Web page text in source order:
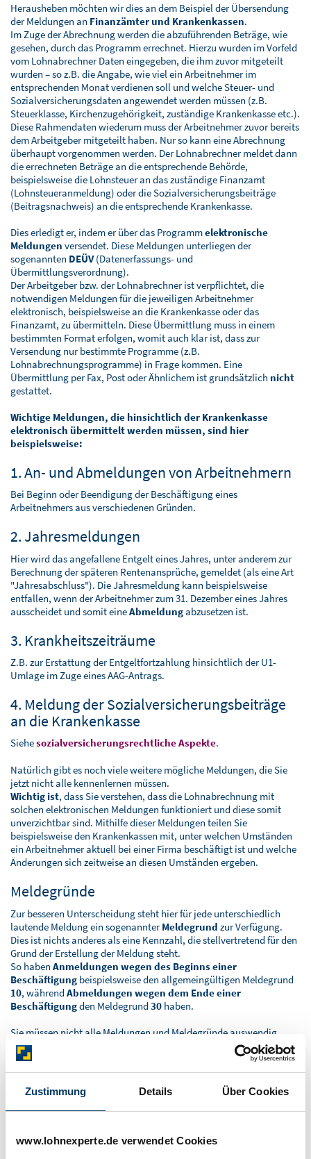
Zustimmung Details Über Cookies
www.lohnexperte.de verwendet Cookies
Herausheben möchten wir dies an dem Beispiel der Übersendung
der Meldungen an Finanzämter und Krankenkassen.
Im Zuge der Abrechnung werden die abzuführenden Beträge, wie
gesehen, durch das Programm errechnet. Hierzu wurden im Vorfeld
vom Lohnabrechner Daten eingegeben, die ihm zuvor mitgeteilt
wurden – so z.B. die Angabe, wie viel ein Arbeitnehmer im
entsprechenden Monat verdienen soll und welche Steuer- und
Sozialversicherungsdaten angewendet werden müssen (z.B.
Steuerklasse, Kirchenzugehörigkeit, zuständige Krankenkasse etc.).
Diese Rahmendaten wiederum muss der Arbeitnehmer zuvor bereits
dem Arbeitgeber mitgeteilt haben. Nur so kann eine Abrechnung
überhaupt vorgenommen werden. Der Lohnabrechner meldet dann
die errechneten Beträge an die entsprechende Behörde,
beispielsweise die Lohnsteuer an das zuständige Finanzamt
(Lohnsteueranmeldung) oder die Sozialversicherungsbeiträge
(Beitragsnachweis) an die entsprechende Krankenkasse.
Dies erledigt er, indem er über das Programmelektronische
Meldungen versendet. Diese Meldungen unterliegen der
sogenannten DEÜV(Datenerfassungs- und
Übermittlungsverordnung).
Der Arbeitgeber bzw. der Lohnabrechner ist verpflichtet, die
notwendigen Meldungen für die jeweiligen Arbeitnehmer
elektronisch, beispielsweise an die Krankenkasse oder das
Finanzamt, zu übermitteln. Diese Übermittlung muss in einem
bestimmten Format erfolgen, womit auch klar ist, dass zur
Versendung nur bestimmte Programme (z.B.
Lohnabrechnungsprogramme) in Frage kommen. Eine
Übermittlung per Fax, Post oder Ähnlichem ist grundsätzlich nicht
gestattet.
Wichtige Meldungen, die hinsichtlich der Krankenkasse
elektronisch übermittelt werden müssen, sind hier
beispielsweise:
1. An- und Abmeldungen von Arbeitnehmern
Bei Beginn oder Beendigung der Beschäftigung eines
Arbeitnehmers aus verschiedenen Gründen.
2. Jahresmeldungen
Hier wird das angefallene Entgelt eines Jahres, unter anderem zur
Berechnung der späteren Rentenansprüche, gemeldet (als eine Art
"Jahresabschluss"). Die Jahresmeldung kann beispielsweise
entfallen, wenn der Arbeitnehmer zum 31. Dezember eines Jahres
ausscheidet und somit eineAbmeldungabzusetzen ist.
3. Krankheitszeiträume
Z.B. zur Erstattung der Entgeltfortzahlung hinsichtlich der U1-
Umlage im Zuge eines AAG-Antrags.
4. Meldung der Sozialversicherungsbeiträge
an die Krankenkasse
Siehesozialversicherungsrechtliche Aspekte.
Natürlich gibt es noch viele weitere mögliche Meldungen, die Sie
jetzt nicht alle kennenlernen müssen.
Wichtig ist, dass Sie verstehen, dass die Lohnabrechnung mit
solchen elektronischen Meldungen funktioniert und diese somit
unverzichtbar sind. Mithilfe dieser Meldungen teilen Sie
beispielsweise den Krankenkassen mit, unter welchen Umständen
ein Arbeitnehmer aktuell bei einer Firma beschäftigt ist und welche
Änderungen sich zeitweise an diesen Umständen ergeben.
Meldegründe
Zur besseren Unterscheidung steht hier für jede unterschiedlich
lautende Meldung ein sogenannterMeldegrund zur Verfügung.
Dies ist nichts anderes als eine Kennzahl, die stellvertretend für den
Grund der Erstellung der Meldung steht.
So haben Anmeldungen wegen des Beginns einer
Beschäftigung beispielsweise den allgemeingültigen Meldegrund
10, währendAbmeldungen wegen dem Ende einer
Beschäftigungden Meldegrund30 haben.
Sie müssen nicht alle Meldungen und Meldegründe auswendig
lernen. Führen Sie sich jedoch immer vor Augen, dass diese
Meldungen gemacht werden müssen, damit die
Sozialversicherungsträger (z.B. die Krankenkassen) wissen, was mit
den Arbeitnehmern im Unternehmen passiert und ob sich aus den
vorliegenden Umständen, Forderungen oder Verbindlichkeiten
gegenüber dem Unternehmen ergeben.
Schätzung, bei der es auch zu sogenanntenBeitragsdifferenzen